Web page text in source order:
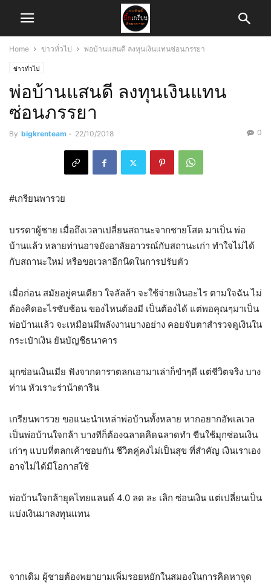
Home ข่าวทั่วไป พ่อบ้านแสนดี ลงทุนเงินแทนซ่อนภรรยา
ข่าวทั่วไป
พ่อบ้านแสนดี ลงทุนเงินแทน
ซ่อนภรรยา
By bigkrenteam - 22/10/2018 0
#เกรียนพารวย
บรรดาผู้ชาย เมื่อถึงเวลาเปลี่ยนสถานะจากชายโสด มาเป็น พ่อ
บ้านแล้ว หลายท่านอาจยังอาลัยอาวรณ์กับสถานะเก่า ทำใจไม่ได้
กับสถานะใหม่ หรือขอเวลาอีกนิดในการปรับตัว
เมื่อก่อน สมัยอยู่คนเดียว ใจลัลล้า จะใช้จ่ายเงินอะไร ตามใจฉัน ไม่
ต้องคิดอะไรซับซ้อน ของไหนต้องมี เป็นต้องได้ แต่พอคุณๆมาเป็น
พ่อบ้านแล้ว จะเหมือนมีพลังงานบางอย่าง คอยจับตาสำรวจดูเงินใน
กระเป๋าเงิน ยันบัญชีธนาคาร
มุกซ่อนเงินเมีย ฟังจากดาราตลกเอามาเล่าก็ขำๆดี แต่ชีวิตจริง บาง
ท่าน หัวเราะร่าน้าตาริน
เกรียนพารวย ขอแนะนำเหล่าพ่อบ้านทั้งหลาย หากอยากอัพเลเวล
เป็นพ่อบ้านใจกล้า บางทีก็ต้องฉลาดคิดฉลาดทำ ขืนใช้มุกซ่อนเงิน
เก่าๆ แบบที่ตลกเค้าชอบกัน ชีวิตคู่คงไม่เป็นสุข ที่สำคัญ เงินเราเอง
อาจไม่ได้มีโอกาสใช้
พ่อบ้านใจกล้ายุคไทยแลนด์ 4.0 ลด ละ เลิก ซ่อนเงิน แต่เปลี่ยนเป็น
แบ่งเงินมาลงทุนแทน
จากเดิม ผู้ชายต้องพยายามเพิ่มรอยหยักในสมองในการคิดหาจุด